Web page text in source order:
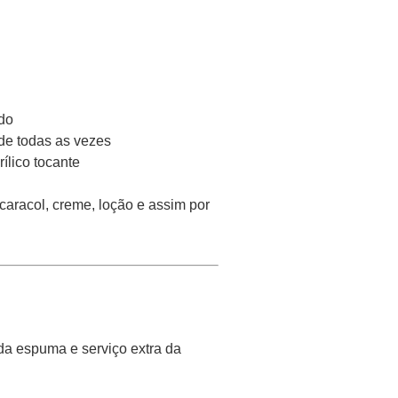
todas as vezes
tocante
creme, loção e assim por
espuma e serviço extra da